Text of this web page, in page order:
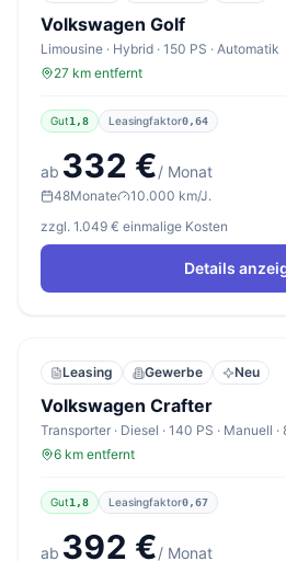
Volkswagen Golf
Limousine · Hybrid · 150 PS · Automatik
27 km entfernt
Gut1,8 Leasingfaktor0,64
ab 332 €/ Monat
48Monate
10.000 km/J.
zzgl. 1.049 € einmalige Kosten
Details
Leasing Gewerbe Neu
Volkswagen Crafter
Transporter · Diesel · 140 PS · Manuell
6 km entfernt
Gut1,8 Leasingfaktor0,67
ab 392 €/ Monat